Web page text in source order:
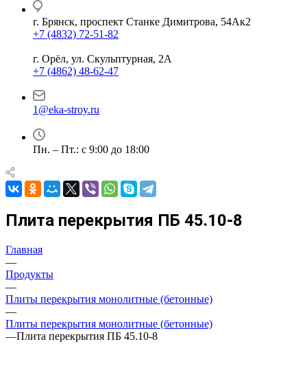
г. Брянск, проспект Станке Димитрова, 54Ак2
+7 (4832) 72-51-82
г. Орёл, ул. Скульптурная, 2А
+7 (4862) 48-62-47
1@eka-stroy.ru
Пн. – Пт.: с 9:00 до 18:00
Плита перекрытия ПБ 45.10-8
Главная
—
Продукты
—
Плиты перекрытия монолитные (бетонные)
—
Плиты перекрытия монолитные (бетонные)
—Плита перекрытия ПБ 45.10-8